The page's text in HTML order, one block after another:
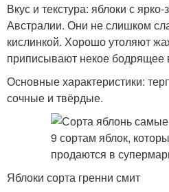
Вкус и текстура: яблоки с
Австралии. Они не слишком
кислинкой. Хорошо утоляют
приписывают некое бодрящее
Основные характеристики:
сочные и твёрдые.
Яблоки сорта гренни смит